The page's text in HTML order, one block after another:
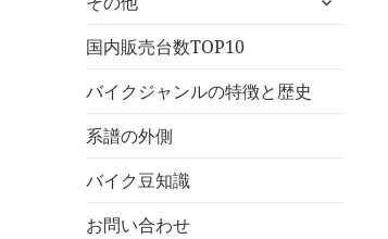
を
ュ
展
開
を
ュ
国内販売台数TOP10
バイクジャンルの特徴と歴史
系譜の外側
バイク豆知識
お問い合わせ